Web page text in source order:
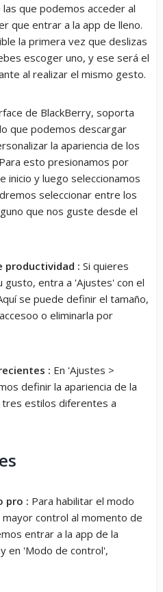
que podemos acceder al
que entrar a la app de lleno.
la primera vez que deslizas
escoger uno, y ese será el
al realizar el mismo gesto.
de BlackBerry, soporta
que podemos descargar
la apariencia de los
esto presionamos por
inicio y luego seleccionamos
seleccionar entre los
que nos guste desde el
productividad : Si quieres
entra a 'Ajustes' con el
se puede definir el tamaño,
o eliminarla por
: En 'Ajustes >
definir la apariencia de la
estilos diferentes a
pro : Para habilitar el modo
control al momento de
entrar a la app de la
en 'Modo de control',